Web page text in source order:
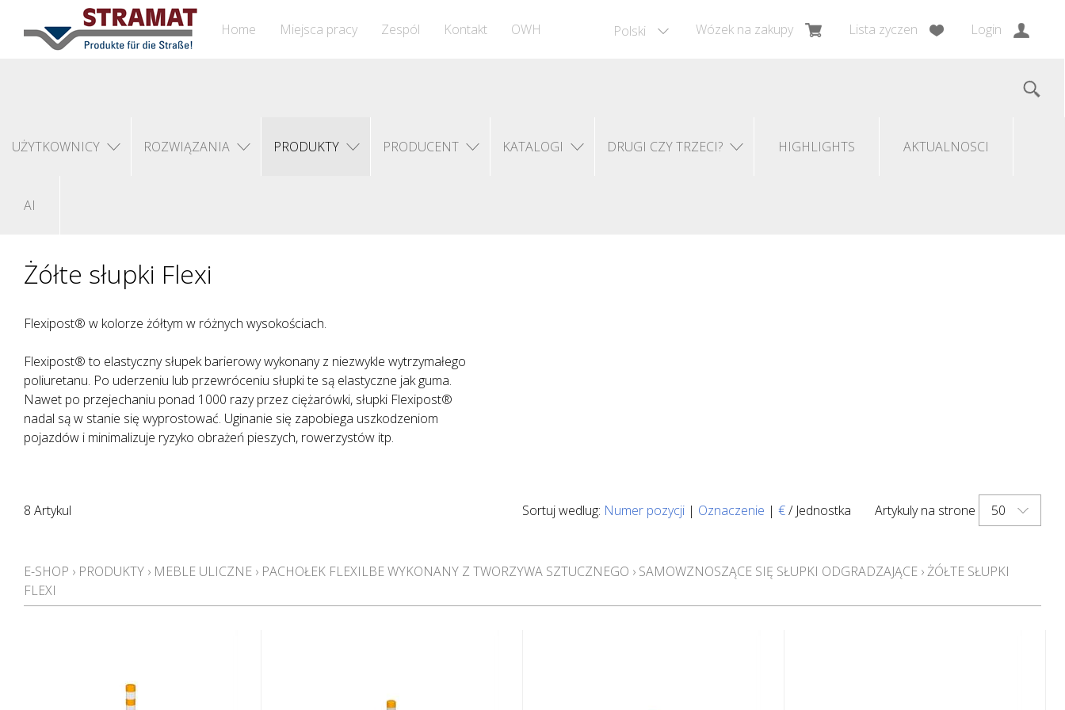
Polski Wózek na zakupy Lista zyczen Login
Home Miejsca pracy Zespól Kontakt OWH
UŻYTKOWNICY ROZWIĄZANIA PRODUKTY PRODUCENT KATALOGI DRUGI CZY TRZECI? HIGHLIGHTS AKTUALNOSCI
AI
Żółte słupki Flexi
Flexipost® w kolorze żółtym w różnych wysokościach.
Flexipost® to elastyczny słupek barierowy wykonany z niezwykle wytrzymałego
poliuretanu. Po uderzeniu lub przewróceniu słupki te są elastyczne jak guma.
Nawet po przejechaniu ponad 1000 razy przez ciężarówki, słupki Flexipost®
nadal są w stanie się wyprostować. Uginanie się zapobiega uszkodzeniom
pojazdów i minimalizuje ryzyko obrażeń pieszych, rowerzystów itp.
Artykuly na strone 50
Sortuj wedlug: Numer pozycji | Oznaczenie | €/ Jednostka
8 Artykul
E-SHOP › PRODUKTY › MEBLE ULICZNE › PACHOŁEK FLEXILBE WYKONANY Z TWORZYWA SZTUCZNEGO › SAMOWZNOSZĄCE SIĘ SŁUPKI ODGRADZAJĄCE ›ŻÓŁTE SŁUPKI
FLEXI